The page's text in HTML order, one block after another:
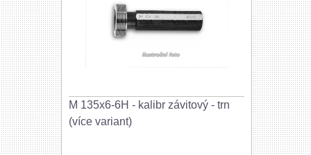
M 135x6-6H - kalibr závitový - trn
(více variant)